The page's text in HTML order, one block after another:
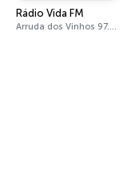
Rádio Vida FM
Arruda dos Vinhos 97.1 FM